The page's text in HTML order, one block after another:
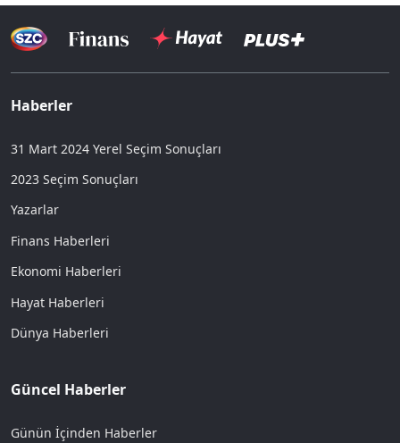
Haberler
31 Mart 2024 Yerel Seçim Sonuçları
2023 Seçim Sonuçları
Yazarlar
Finans Haberleri
Ekonomi Haberleri
Hayat Haberleri
Dünya Haberleri
Güncel Haberler
Günün İçinden Haberler